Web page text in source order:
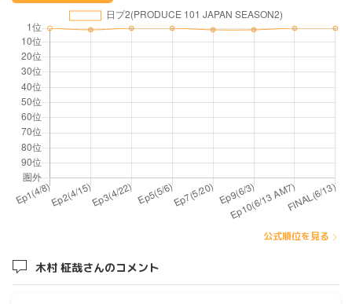
公式順位を見る
木村 柾哉さんのコメント